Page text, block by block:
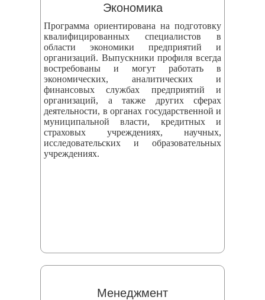
Экономика
Программа ориентирована на подготовку
квалифицированных специалистов в
области экономики предприятий и
организаций. Выпускники профиля всегда
востребованы и могут работать в
экономических, аналитических и
финансовых службах предприятий и
организаций, а также других сферах
деятельности, в органах государственной и
муниципальной власти, кредитных и
страховых учреждениях, научных,
исследовательских и образовательных
учреждениях.
Менеджмент